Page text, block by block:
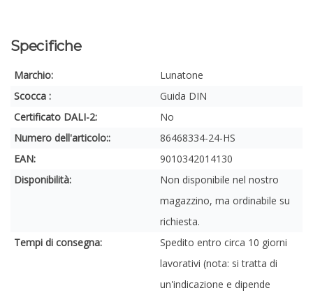
Specifiche
Marchio:
Lunatone
Scocca :
Guida DIN
Certificato DALI-2:
No
Numero dell'articolo::
86468334-24-HS
EAN:
9010342014130
Disponibilità:
Non disponibile nel nostro
magazzino, ma ordinabile su
richiesta.
Tempi di consegna:
Spedito entro circa 10 giorni
lavorativi (nota: si tratta di
un'indicazione e dipende